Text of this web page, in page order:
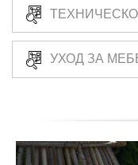
УХОД ЗА